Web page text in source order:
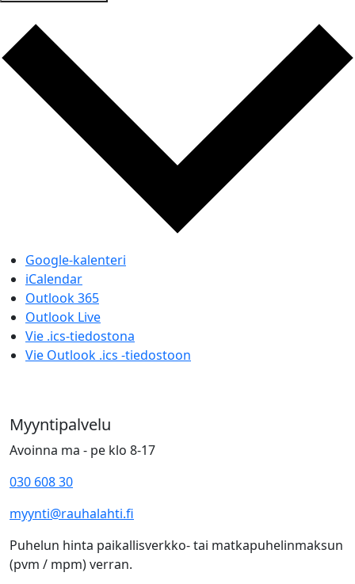
Google-kalenteri
iCalendar
Outlook 365
Outlook Live
Vie .ics-tiedostona
Vie Outlook .ics -tiedostoon
Myyntipalvelu
Avoinna ma - pe klo 8-17
030 608 30
myynti@rauhalahti.fi
Puhelun hinta paikallisverkko- tai matkapuhelinmaksun
(pvm / mpm) verran.